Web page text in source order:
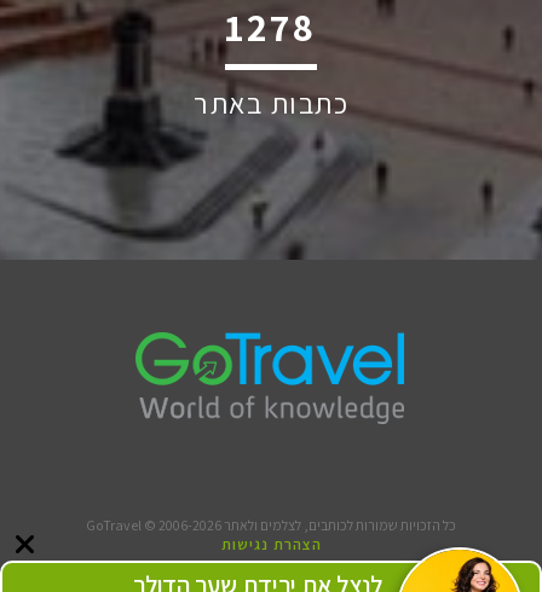
1722
כתבות באתר
כל הזכויות שמורות לכותבים, לצלמים ולאתר GoTravel © 2006-2026
הצהרת נגישות
תנאי שימוש
לנצל את ירידת שער הדולר